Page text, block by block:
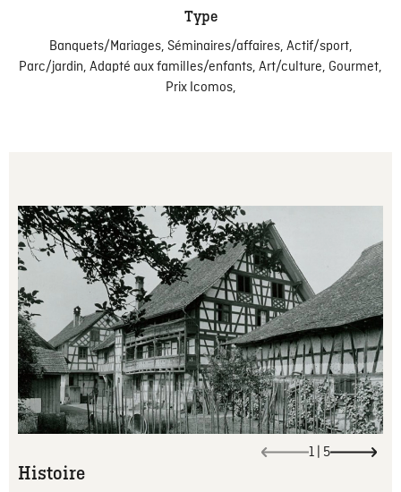
Type
Banquets/Mariages, Séminaires/affaires, Actif/sport,
Parc/jardin, Adapté aux familles/enfants, Art/culture, Gourmet,
Prix Icomos,
1 5
Histoire